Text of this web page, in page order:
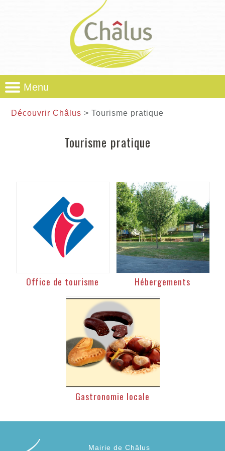
Menu
Découvrir Châlus > Tourisme pratique
Tourisme pratique
Office de tourisme Hébergements
Gastronomie locale
Mairie de Châlus